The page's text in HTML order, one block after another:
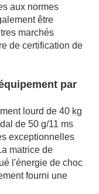
aux normes
être
marchés
de certification de
par
lourd de 40 kg
de 50 g/11 ms
exceptionnelles
matrice de
l'énergie de choc
fourni une